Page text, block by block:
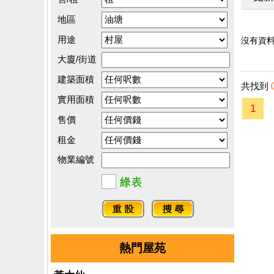
地區
用途
大廈/街道
建築面積
實用面積
售價
租金
物業編號
熱門屋苑
沒有資料
共找到
1